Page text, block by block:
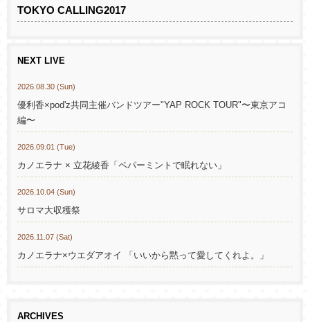
TOKYO CALLING2017
NEXT LIVE
2026.08.30 (Sun)
優利香×pod'z共同主催バンドツアー"YAP ROCK TOUR"〜東京アコ
編〜
2026.09.01 (Tue)
カノエラナ × 立花綾香「ペパーミントで眠れない」
2026.10.04 (Sun)
サロマ大収穫祭
2026.11.07 (Sat)
カノエラナ×ウエダアオイ 「いいから黙って愛してくれよ。」
ARCHIVES